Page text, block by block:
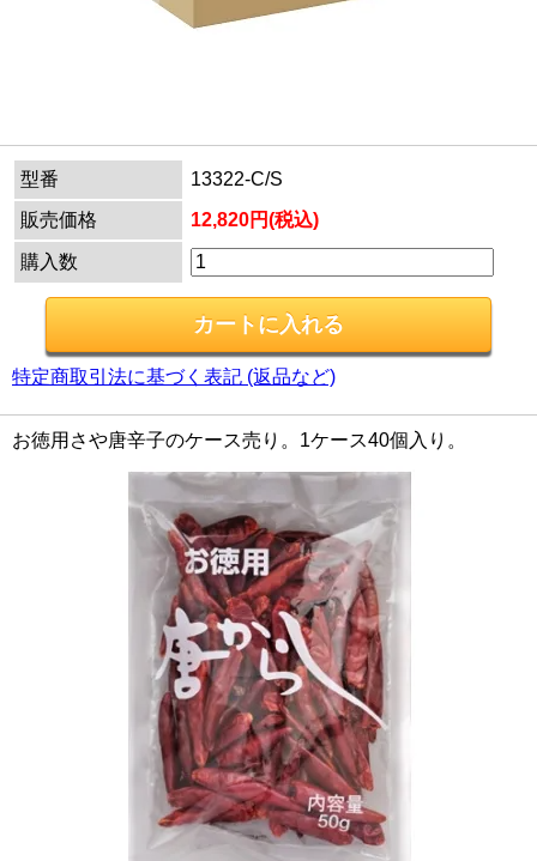
型番
13322-C/S
販売価格
12,820円(税込)
購入数
特定商取引法に基づく表記 (返品など)
お徳用さや唐辛子のケース売り。1ケース40個入り。